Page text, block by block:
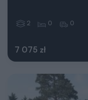
7 075 zł
2 0 0